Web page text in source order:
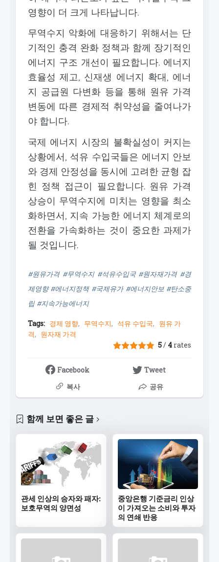
영향이 더 크게 나타납니다.
무역수지 악화에 대응하기 위해서는 단
기적인 충격 완화 정책과 함께 장기적인
에너지 구조 개선이 필요합니다. 에너지
효율성 제고, 신재생 에너지 확대, 에너
지 공급원 다변화 등을 통해 원유 가격
변동에 따른 경제적 취약성을 줄여나가
야 합니다.
국제 에너지 시장의 불확실성이 커지는
상황에서, 석유 수입국들은 에너지 안보
와 경제 안정성을 동시에 고려한 균형 잡
힌 정책 접근이 필요합니다. 원유 가격
상승이 무역수지에 미치는 영향을 최소
화하면서, 지속 가능한 에너지 체계로의
전환을 가속화하는 것이 중요한 과제가
될 것입니다.
#원유가격 #무역수지 #석유수입국 #원자재가격 #경
제영향 #에너지정책 #국제유가 #에너지안보 #탄소중
립 #지속가능에너지
Tags: 경제 영향 무역수지 석유 수입국
원유 가
격
원자재 가격
5/ 4 rates
Facebook
Tweet
복사
공유
함께 보면 좋은 글
관세 인상의 승자와 패자:
보호무역의 양면성
중앙은행 기준금리 인상
이 가져오는 소비와 투자
의 연쇄 반응